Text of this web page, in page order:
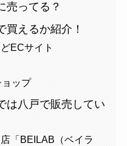
売ってる？
買えるか紹介！
ECサイト
ップ
は八戸で販売してい
「BEILAB（ベイラ